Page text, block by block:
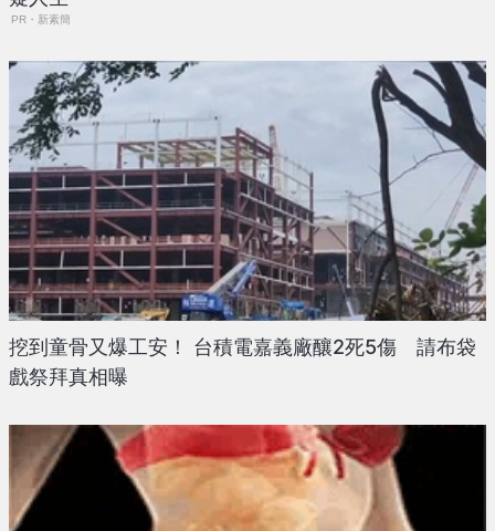
PR・新素簡
挖到童骨又爆工安！ 台積電嘉義廠釀2死5傷 請布袋
戲祭拜真相曝